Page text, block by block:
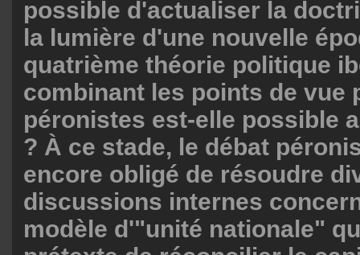
possible d'actualiser la
la lumière d'une nouvelle
quatrième théorie politique
combinant les points de vue
péronistes est-elle possible
? À ce stade, le débat
encore obligé de résoudre
discussions internes
modèle d'"unité nationale"